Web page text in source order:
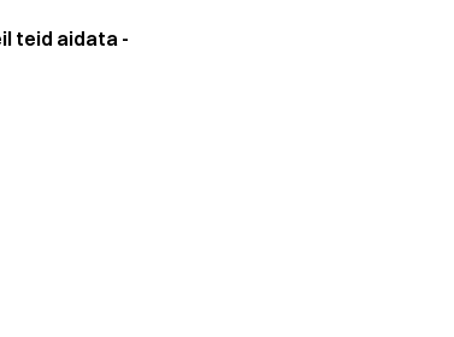
teid aidata -